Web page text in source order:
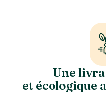
Une
et écologique